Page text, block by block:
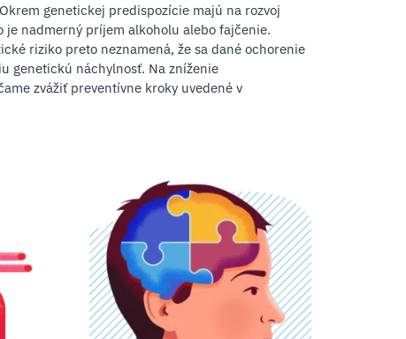
genetickej predispozície majú na rozvoj
je nadmerný príjem alkoholu alebo fajčenie.
riziko preto neznamená, že sa dané ochorenie
genetickú náchylnosť. Na zníženie
zvážiť preventívne kroky uvedené v